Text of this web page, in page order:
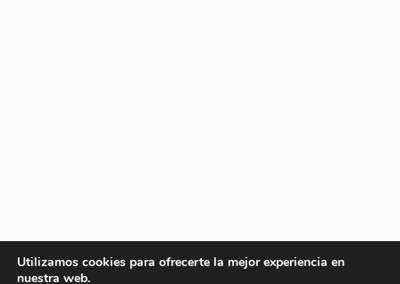
Utilizamos cookies para ofrecerte la mejor experiencia en
nuestra web.